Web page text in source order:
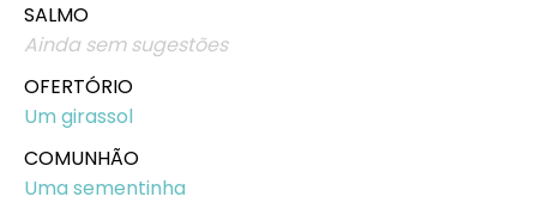
SALMO
Ainda sem sugestões
OFERTÓRIO
Um girassol
COMUNHÃO
Uma sementinha